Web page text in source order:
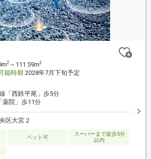
2 ～111.59m2
能時期 2028年7月下旬予定
「西鉄平尾」歩5分
薬院」歩11分
区大宮２
ペット可
スーパーまで徒歩5分
以内